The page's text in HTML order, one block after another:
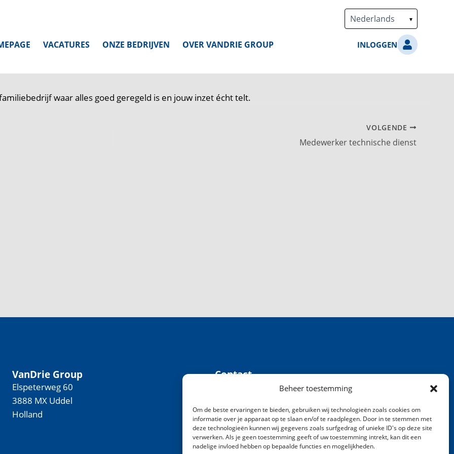
Beheer toestemming
Om de beste ervaringen te bieden, gebruiken wij technologieën zoals cookies om
informatie over je apparaat op te slaan en/of te raadplegen. Door in te stemmen met
deze technologieën kunnen wij gegevens zoals surfgedrag of unieke ID's op deze site
verwerken. Als je geen toestemming geeft of uw toestemming intrekt, kan dit een
nadelige invloed hebben op bepaalde functies en mogelijkheden.
VACATURES ONZE BEDRIJVEN OVER VANDRIE GROUP INLOGGEN
waar alles goed geregeld is en jouw inzet écht telt.
VOLGENDE
Medewerker technische dienst
VanDrie Group
Elspeterweg 60
3888 MX Uddel
Holland
Contact
+31 (0)57 74 081 70